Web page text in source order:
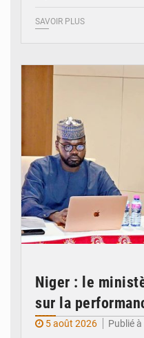
SAVOIR PLUS
Niger : le
sur la
5 août 2026
Publié